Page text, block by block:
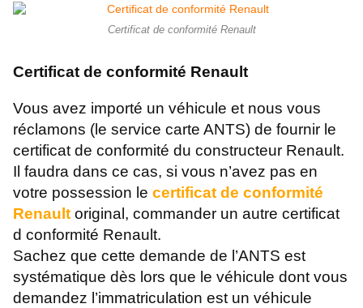
Certificat de conformité Renault
Certificat de conformité Renault
Vous avez importé un véhicule et nous vous
réclamons (le service carte ANTS) de fournir le
certificat de conformité du constructeur Renault.
Il faudra dans ce cas, si vous n’avez pas en
votre possession le certificat de conformité
Renault original, commander un autre certificat
d conformité Renault.
Sachez que cette demande de l’ANTS est
systématique dès lors que le véhicule dont vous
demandez l’immatriculation est un véhicule